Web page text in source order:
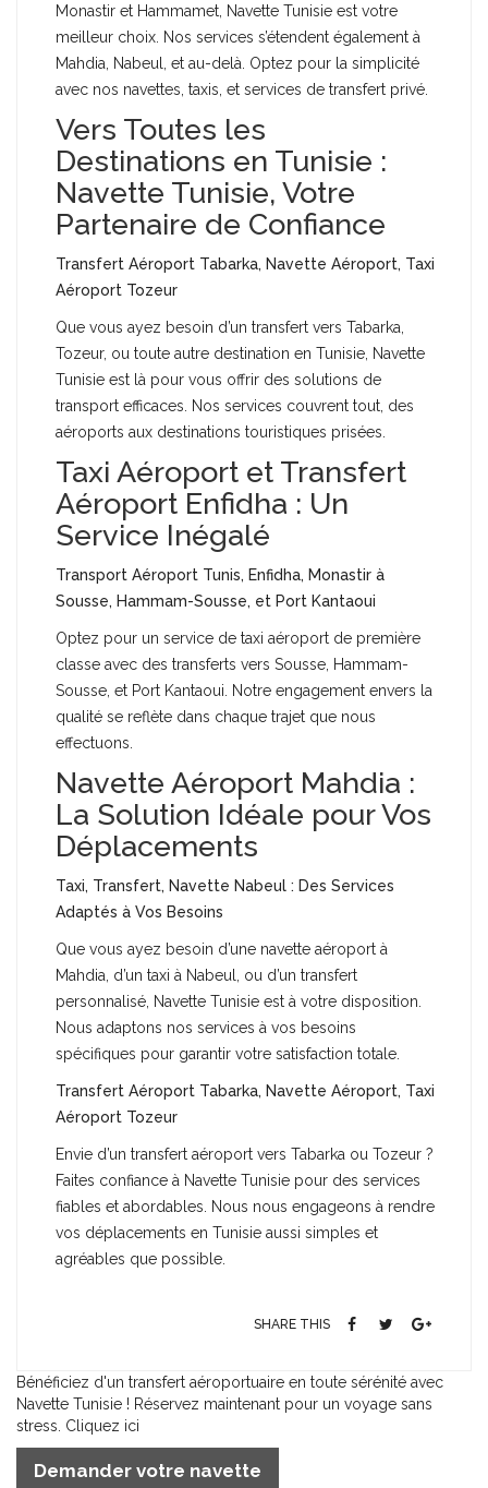
Monastir et Hammamet, Navette Tunisie est votre
meilleur choix. Nos services s’étendent également à
Mahdia, Nabeul, et au-delà. Optez pour la simplicité
avec nos navettes, taxis, et services de transfert privé.
Vers Toutes les
Destinations en Tunisie :
Navette Tunisie, Votre
Partenaire de Confiance
Transfert Aéroport Tabarka, Navette Aéroport, Taxi
Aéroport Tozeur
Que vous ayez besoin d’un transfert vers Tabarka,
Tozeur, ou toute autre destination en Tunisie, Navette
Tunisie est là pour vous offrir des solutions de
transport efficaces. Nos services couvrent tout, des
aéroports aux destinations touristiques prisées.
Taxi Aéroport et Transfert
Aéroport Enfidha : Un
Service Inégalé
Transport Aéroport Tunis, Enfidha, Monastir à
Sousse, Hammam-Sousse, et Port Kantaoui
Optez pour un service de taxi aéroport de première
classe avec des transferts vers Sousse, Hammam-
Sousse, et Port Kantaoui. Notre engagement envers la
qualité se reflète dans chaque trajet que nous
effectuons.
Navette Aéroport Mahdia :
La Solution Idéale pour Vos
Déplacements
Taxi, Transfert, Navette Nabeul : Des Services
Adaptés à Vos Besoins
Que vous ayez besoin d’une navette aéroport à
Mahdia, d’un taxi à Nabeul, ou d’un transfert
personnalisé, Navette Tunisie est à votre disposition.
Nous adaptons nos services à vos besoins
spécifiques pour garantir votre satisfaction totale.
Transfert Aéroport Tabarka, Navette Aéroport, Taxi
Aéroport Tozeur
Envie d’un transfert aéroport vers Tabarka ou Tozeur ?
Faites confiance à Navette Tunisie pour des services
fiables et abordables. Nous nous engageons à rendre
vos déplacements en Tunisie aussi simples et
agréables que possible.
SHARE THIS
Bénéficiez d'un transfert aéroportuaire en toute sérénité avec
Navette Tunisie ! Réservez maintenant pour un voyage sans
stress. Cliquez ici
Demander votre navette